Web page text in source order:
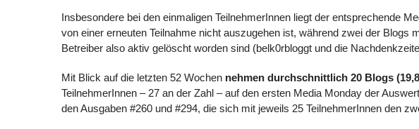
Insbesondere bei den einmaligen TeilnehmerInnen liegt der entsprechende
von einer erneuten Teilnahme nicht auszugehen ist, während zwei der Blogs
Betreiber also aktiv gelöscht worden sind (belk0rbloggt und die
Mit Blick auf die letzten 52 Wochen nehmen durchschnittlich 20 Blogs
TeilnehmerInnen – 27 an der Zahl – auf den ersten Media Monday der
den Ausgaben #260 und #294, die sich mit jeweils 25 TeilnehmerInnen den